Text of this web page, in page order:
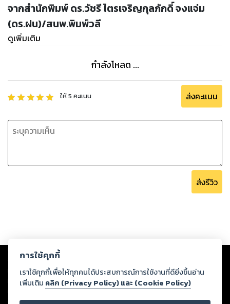
จากสำนักพิมพ์ ดร.วัชรี ไตรเจริญกุลภักดิ์ จงแจ่ม
(ดร.ฝน)/สนพ.พิมพ์วลี
ดูเพิ่มเติม
กำลังโหลด ...
ให้5 คะแนน ส่งคะแนน
ส่งรีวิว
Copyright © 2026
ต่อผลงานหรือเนื้อหาใดที่อัปโหลดผ่านเว็บไซต์และปรากฏว่าละเมิดสิทธิใน
ทรัพย์สินทางปัญญาของบุคคลอื่นหรือขัดต่อกฎหมายและศีลธรรม ดังนั้น ผู้อ่าน
ทุกท่านโปรดใช้วิจารณญาณในการกลั่นกรองด้วยตนเอง และหากท่านพบว่าส่วน
หนึ่งส่วนใดขัดต่อกฎหมายและศีลธรรม กรุณาแจ้งมายังบริษัท เพื่อทีมงานจะได้
ดำเนินการในทันที ทั้งนี้ ทางสตอรี่ล็อกขอสงวนลิขสิทธิ์ตามพระราชบัญญัติ
การใช้คุกกี้
เราใช้คุกกี้เพื่อให้ทุกคนได้ประสบการณ์การใช้งานที่ดียิ่งขึ้นอ่าน
เพิ่มเติม คลิก (Privacy Policy) และ (Cookie Policy)